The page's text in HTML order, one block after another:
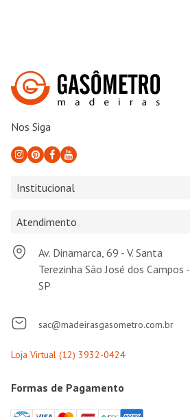
Nos Siga
Institucional
Atendimento
Av. Dinamarca, 69 - V. Santa
Terezinha São José dos Campos -
SP
sac@madeirasgasometro.com.br
Formas de Pagamento